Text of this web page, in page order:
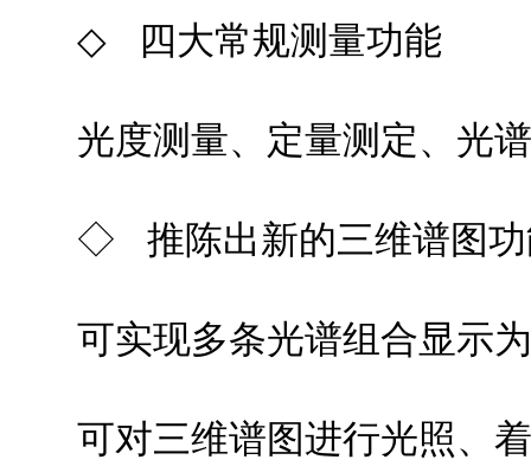
◇ 四大常规测量功能
光度测量、定量测定、光
◇ 推陈出新的三维谱图功
可实现多条光谱组合显示为
可对三维谱图进行光照、着